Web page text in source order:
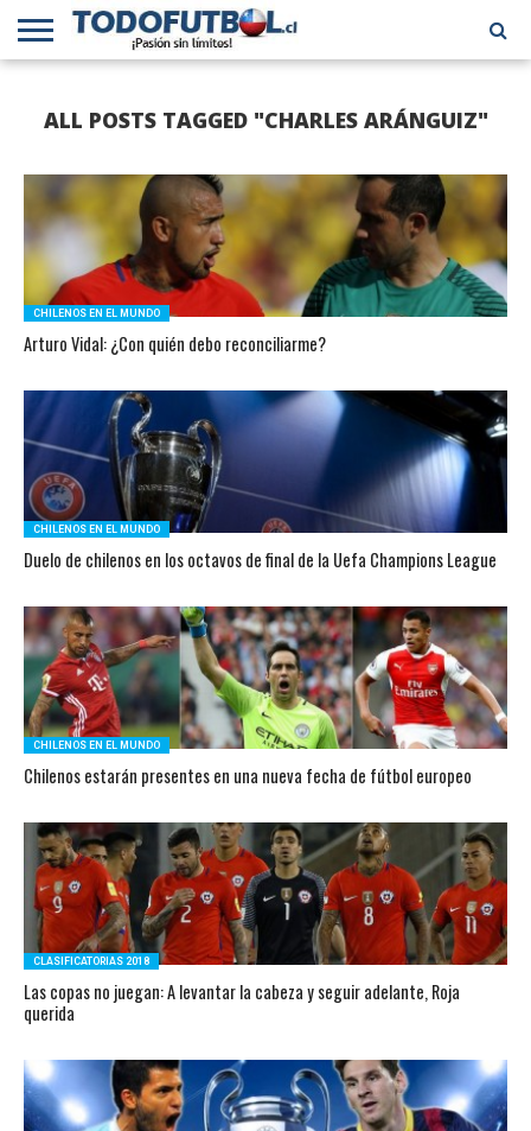
B
CHILENA
EN EL
MUNDO
INTERNACIONAL
ALL POSTS TAGGED "CHARLES ARÁNGUIZ"
CHILENOS EN EL MUNDO
Arturo Vidal: ¿Con quién debo reconciliarme?
CHILENOS EN EL MUNDO
Duelo de chilenos en los octavos de final de la Uefa Champions League
CHILENOS EN EL MUNDO
Chilenos estarán presentes en una nueva fecha de fútbol europeo
CLASIFICATORIAS 2018
Las copas no juegan: A levantar la cabeza y seguir adelante, Roja
querida